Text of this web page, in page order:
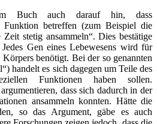
Buch auch darauf hin, dass
Funktion betreffen (zum Beispiel die
stetig ansammeln“. Dies bestätige
Gen eines Lebewesens wird für
benötigt. Bei der so genannten
handelt es sich dagegen um Teile des
Funktionen haben sollen.
dass sich dadurch in der
ansammeln konnten. Hätte die
so das Argument, gäbe es auch